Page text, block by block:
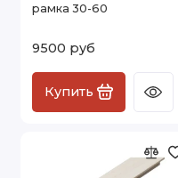
рамка 30-60
9500 руб
Купить